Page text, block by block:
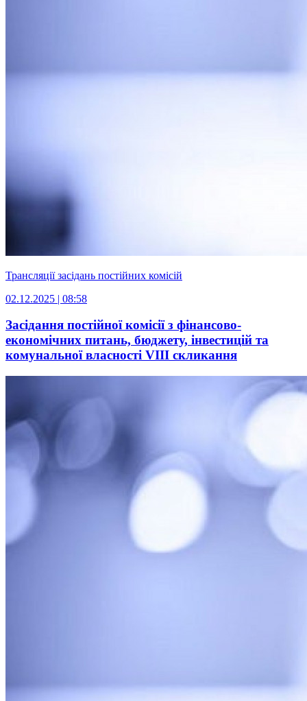
Трансляції засідань постійних комісій
02.12.2025 | 08:58
Засідання постійної комісії з фінансово-
економічних питань, бюджету, інвестицій та
комунальної власності VІIІ скликання